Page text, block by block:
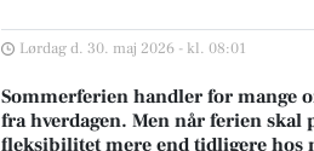
Lørdag d. 30. maj 2026 - kl. 08:01
Sommerferien handler for mange
fra hverdagen. Men når ferien
fleksibilitet mere end tidligere hos